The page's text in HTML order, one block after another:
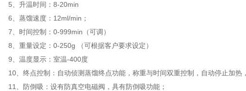
5、升温时间：8-20min
6、蒸馏速度：12ml/min；
7、时间控制：0-999min（可调）
8、重量设定：0-250g （可根据客户要求设定）
9、温度显示：室温-400度
10、终点控制：自动侦测蒸馏终点功能，称重与时间双重控制，自动停止加热
11、防倒吸：设有防真空电磁阀，具有防倒吸功能；